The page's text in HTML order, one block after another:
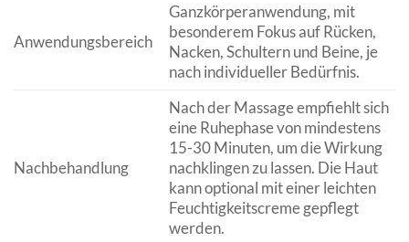
Anwendungsbereich
Ganzkörperanwendung, mit
besonderem Fokus auf Rücken,
Nacken, Schultern und Beine, je
nach individueller Bedürfnis.
Nachbehandlung
Nach der Massage empfiehlt sich
eine Ruhephase von mindestens
15-30 Minuten, um die Wirkung
nachklingen zu lassen. Die Haut
kann optional mit einer leichten
Feuchtigkeitscreme gepflegt
werden.